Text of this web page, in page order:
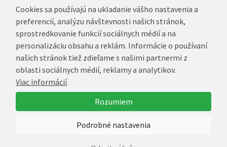
Telefón:+421 222 205 863
E-mail:info@kup-sosovky.sk
Reklamačná adresa
Andrea Votavová
Revoluční 1017
290 01 Poděbrady
Česká republika
VytvorilMarek Kebza
Cookies sa používajú na ukladanie vášho nastavenia a
preferencií, analýzu návštevnosti našich stránok,
sprostredkovanie funkcií sociálnych médií a na
personalizáciu obsahu a reklám. Informácie o používaní
našich stránok tiež zdieľame s našimi partnermi z
oblasti sociálnych médií, reklamy a analytikov.
Viac informácií
Rozumiem
Podrobné nastavenia